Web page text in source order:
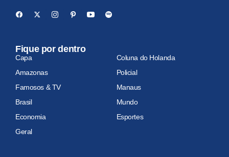
Fique por dentro
Capa
Coluna do Holanda
Amazonas
Policial
Famosos & TV
Manaus
Brasil
Mundo
Economia
Esportes
Geral